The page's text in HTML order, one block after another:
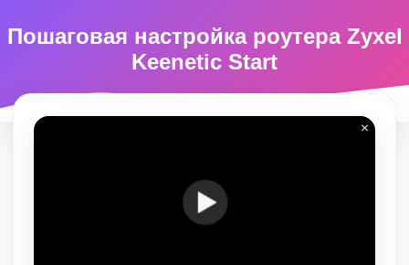
Пошаговая настройка роутера Zyxel
Keenetic Start